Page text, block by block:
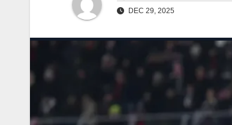
DEC 29, 2025